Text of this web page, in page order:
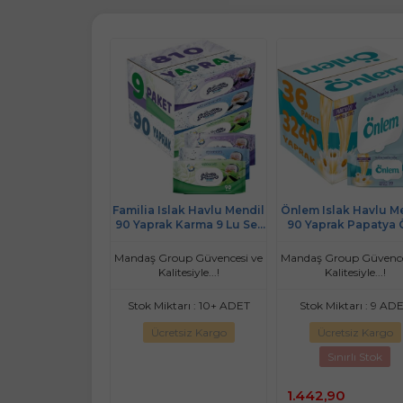
Familia Islak Havlu Mendil
90 Yaprak Karma 9 Lu Set
Tazeliği) 810 Yaprak
Mandaş Group Güvencesi ve
Kalitesiyle...!
Stok Miktarı : 10+ ADET
Ücretsiz Kargo
Önlem Islak Havlu
90 Yaprak Papatya
3240 Yaprak
Mandaş Group
Kalitesiyle...!
Stok Miktarı : 9
Ücretsiz Kargo
Sınırlı Stok
1.442,90